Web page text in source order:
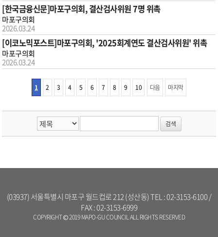
[한국금융신문]마포구의회, 결산검사위원 7명 위촉
마포구의회
2026.03.24
[이코노믹포스트]마포구의회, '2025회계연도 결산검사위원' 위촉
마포구의회
2026.03.24
1 2 3 4 5 6 7 8 9 10 다음 마지막
(03937) 서울특별시 마포구 월드컵로 212 (성산동) TEL : 02-3153-6100 /
FAX : 02-3153-6999
COPYRIGHT © 2019 MAPO-GU COUNCIL ALL RIGHTS RESERVED